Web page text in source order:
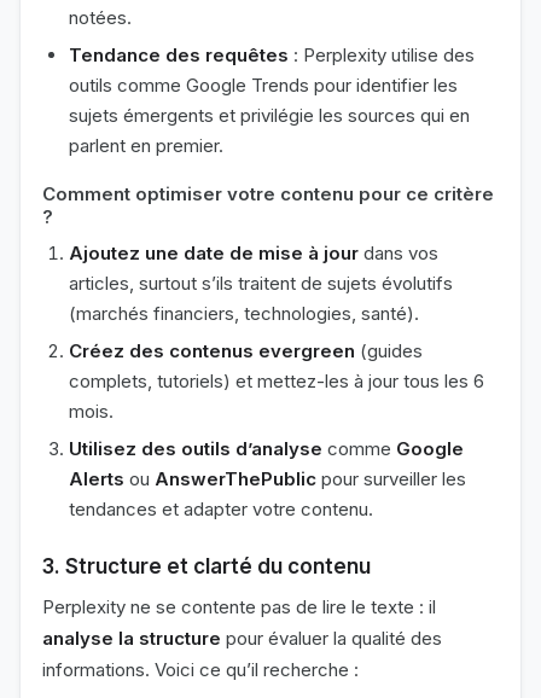
notées.
Tendance des requêtes : Perplexity utilise des
outils comme Google Trends pour identifier les
sujets émergents et privilégie les sources qui en
parlent en premier.
Comment optimiser votre contenu pour ce critère
?
Ajoutez une date de mise à jour dans vos
articles, surtout s’ils traitent de sujets évolutifs
(marchés financiers, technologies, santé).
Créez des contenus evergreen (guides
complets, tutoriels) et mettez-les à jour tous les 6
mois.
Utilisez des outils d’analyse comme Google
Alerts ou AnswerThePublic pour surveiller les
tendances et adapter votre contenu.
3. Structure et clarté du contenu
Perplexity ne se contente pas de lire le texte : il
analyse la structure pour évaluer la qualité des
informations. Voici ce qu’il recherche :